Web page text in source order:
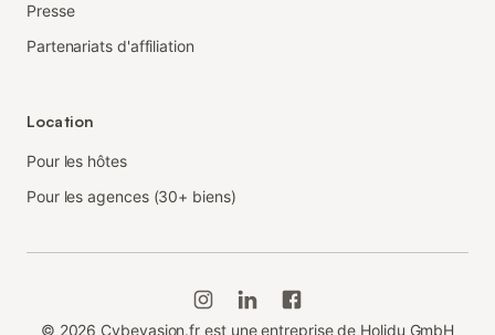
Presse
Partenariats d'affiliation
Location
Pour les hôtes
Pour les agences (30+ biens)
© 2026 Cybevasion.fr est une entreprise de Holidu GmbH